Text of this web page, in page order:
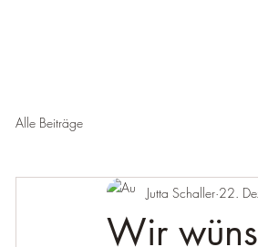
Alle Beiträge
Wir
Jutta Schaller 22.